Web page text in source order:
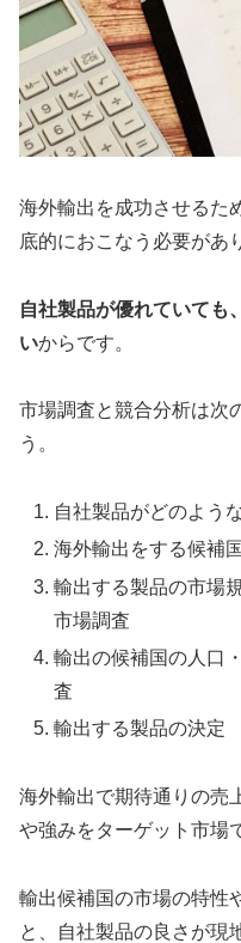
海外輸出を成功させるた
底的におこなう必要があ
自社製品が優れていても
いからです。
市場調査と競合分析は次
う。
自社製品がどのよう
海外輸出をする候補
輸出する製品の市場
市場調査
輸出の候補国の人口
査
輸出する製品の決定
海外輸出で期待通りの売
や強みをターゲット市場
輸出候補国の市場の特性
と、自社製品の良さが現